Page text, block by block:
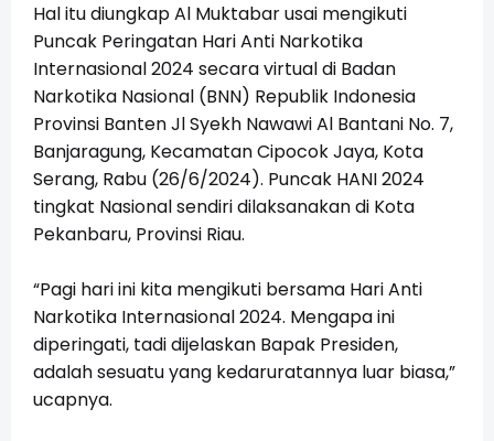
Hal itu diungkap Al Muktabar usai mengikuti
Puncak Peringatan Hari Anti Narkotika
Internasional 2024 secara virtual di Badan
Narkotika Nasional (BNN) Republik Indonesia
Provinsi Banten Jl Syekh Nawawi Al Bantani No. 7,
Banjaragung, Kecamatan Cipocok Jaya, Kota
Serang, Rabu (26/6/2024). Puncak HANI 2024
tingkat Nasional sendiri dilaksanakan di Kota
Pekanbaru, Provinsi Riau.
“Pagi hari ini kita mengikuti bersama Hari Anti
Narkotika Internasional 2024. Mengapa ini
diperingati, tadi dijelaskan Bapak Presiden,
adalah sesuatu yang kedaruratannya luar biasa,”
ucapnya.